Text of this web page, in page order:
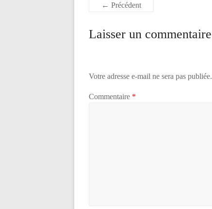
← Précédent
Laisser un commentaire
Votre adresse e-mail ne sera pas publiée.
Commentaire *